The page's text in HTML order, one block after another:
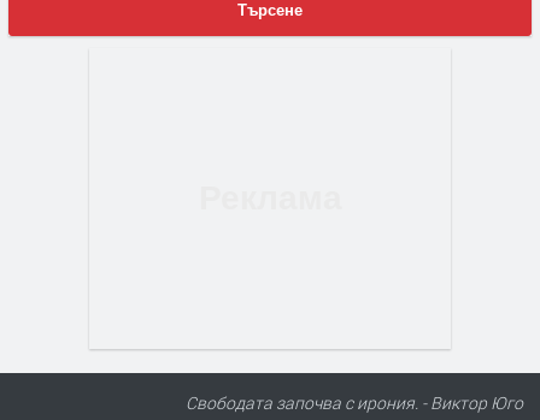
Търсене
Свободата започва с ирония. - Виктор Юго